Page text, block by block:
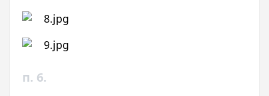
п. 6.